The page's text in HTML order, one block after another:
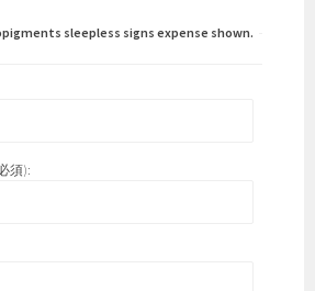
sleepless signs expense shown.
須):